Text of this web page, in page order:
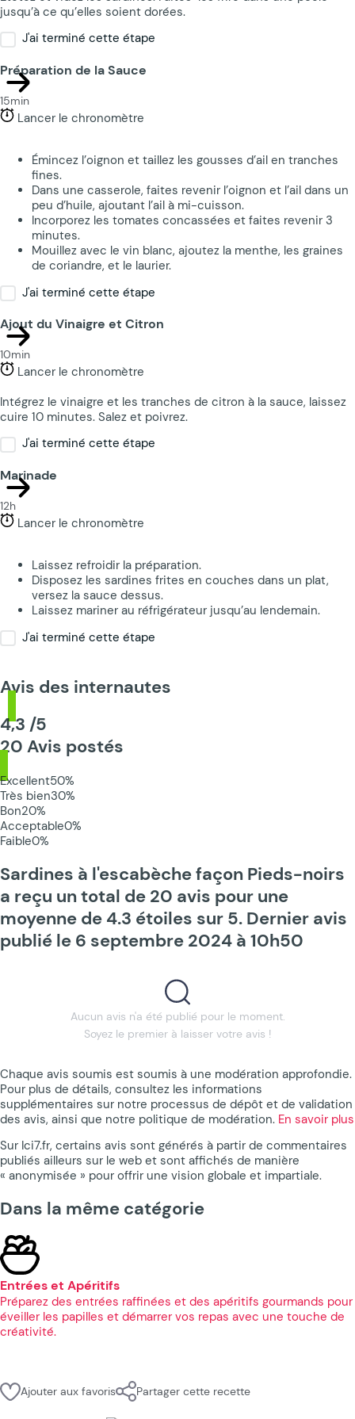
jusqu’à ce qu’elles soient dorées.
J'ai terminé cette étape
Préparation de la Sauce
15min
Lancer le chronomètre
Émincez l’oignon et taillez les gousses d’ail en tranches
fines.
Dans une casserole, faites revenir l’oignon et l’ail dans un
peu d’huile, ajoutant l’ail à mi-cuisson.
Incorporez les tomates concassées et faites revenir 3
minutes.
Mouillez avec le vin blanc, ajoutez la menthe, les graines
de coriandre, et le laurier.
J'ai terminé cette étape
Ajout du Vinaigre et Citron
10min
Lancer le chronomètre
Intégrez le vinaigre et les tranches de citron à la sauce, laissez
cuire 10 minutes. Salez et poivrez.
J'ai terminé cette étape
Marinade
12h
Lancer le chronomètre
Laissez refroidir la préparation.
Disposez les sardines frites en couches dans un plat,
versez la sauce dessus.
Laissez mariner au réfrigérateur jusqu’au lendemain.
J'ai terminé cette étape
Avis des internautes
4,3 /5
20 Avis postés
Excellent50%
Très bien30%
Bon20%
Acceptable0%
Faible0%
Sardines à l'escabèche façon Pieds-noirs
a reçu un total de 20 avis pour une
moyenne de 4.3 étoiles sur 5. Dernier avis
publié le 6 septembre 2024 à 10h50
Aucun avis n'a été publié pour le moment.
Soyez le premier à laisser votre avis !
Chaque avis soumis est soumis à une modération approfondie.
Pour plus de détails, consultez les informations
supplémentaires sur notre processus de dépôt et de validation
des avis, ainsi que notre politique de modération. En savoir plus
Sur Ici7.fr, certains avis sont générés à partir de commentaires
publiés ailleurs sur le web et sont affichés de manière
« anonymisée » pour offrir une vision globale et impartiale.
Dans la même catégorie
Entrées et Apéritifs
Préparez des entrées raffinées et des apéritifs gourmands pour
éveiller les papilles et démarrer vos repas avec une touche de
créativité.
Ajouter aux favoris Partager cette recette